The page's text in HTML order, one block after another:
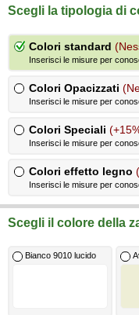
Scegli la tipologia di
Colori standard
Inserisci le misure per
Colori Opacizzati
Inserisci le misure per
Colori Speciali
Inserisci le misure per
Colori effetto legno
Inserisci le misure per
Scegli il colore della
Bianco 9010 lucido